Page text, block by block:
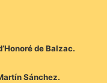
de Balzac.
Sánchez.